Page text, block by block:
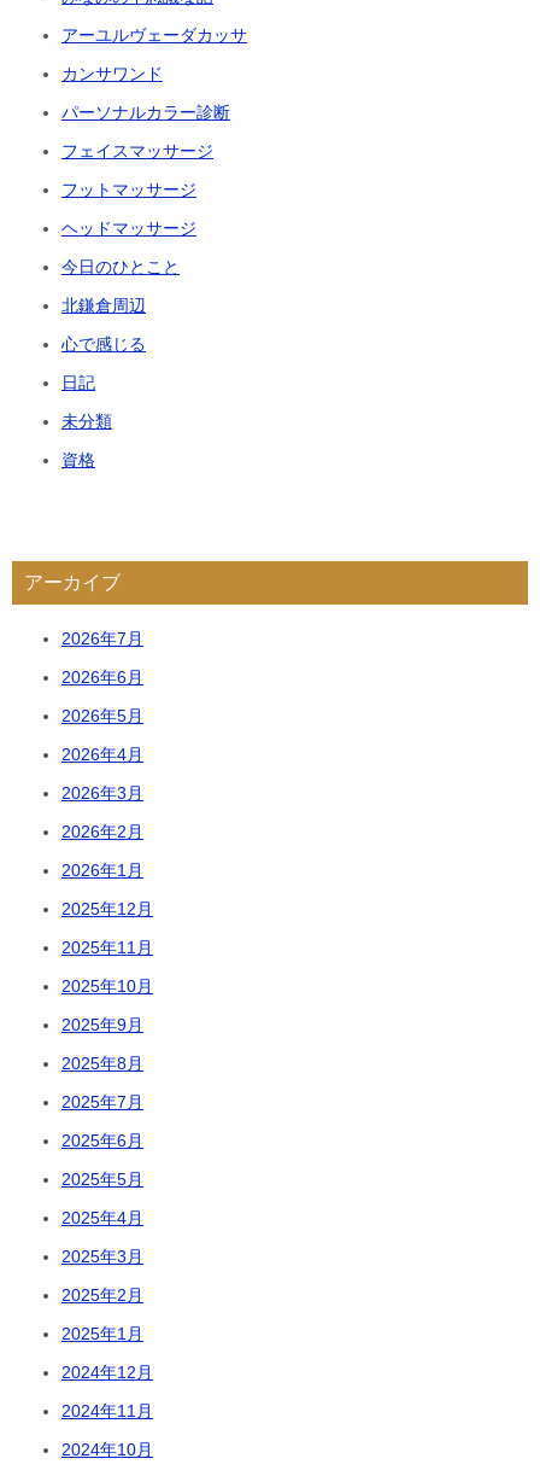
アーユルヴェーダカッサ
カンサワンド
パーソナルカラー診断
フェイスマッサージ
フットマッサージ
ヘッドマッサージ
今日のひとこと
北鎌倉周辺
心で感じる
日記
未分類
資格
アーカイブ
2026年7月
2026年6月
2026年5月
2026年4月
2026年3月
2026年2月
2026年1月
2025年12月
2025年11月
2025年10月
2025年9月
2025年8月
2025年7月
2025年6月
2025年5月
2025年4月
2025年3月
2025年2月
2025年1月
2024年12月
2024年11月
2024年10月